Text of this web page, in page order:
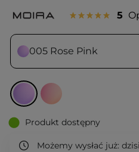
5
005 Rose Pink
Produkt dostępny
Możemy wysłać już: